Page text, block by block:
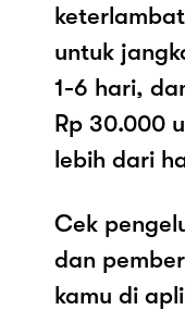
untuk
1-6 hari,
Rp 30.000
lebih dari
Cek
dan
kamu di